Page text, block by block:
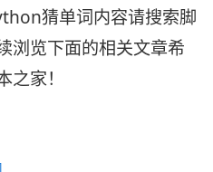
猜单词内容请搜索脚
浏览下面的相关文章希
家！